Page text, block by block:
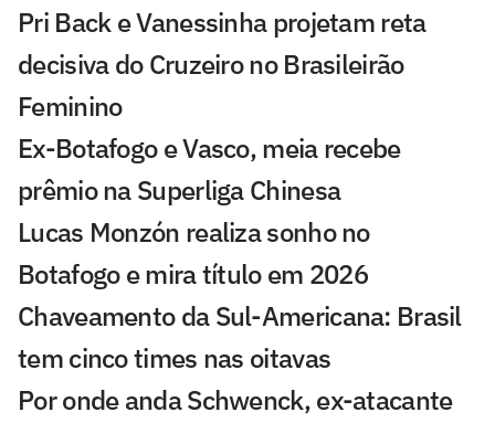
Pri Back e Vanessinha projetam reta
decisiva do Cruzeiro no Brasileirão
Feminino
Ex-Botafogo e Vasco, meia recebe
prêmio na Superliga Chinesa
Lucas Monzón realiza sonho no
Botafogo e mira título em 2026
Chaveamento da Sul-Americana: Brasil
tem cinco times nas oitavas
Por onde anda Schwenck, ex-atacante